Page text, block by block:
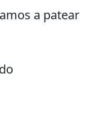
a patear